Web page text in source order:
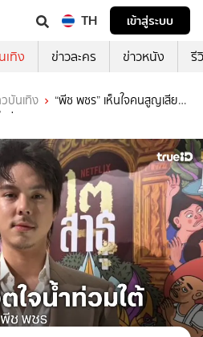
TH
เข้าสู่ระบบ
เทิง ข่าวละคร ข่าวหนัง รี
บันเทิง
“พีช พชร” เห็นใจคนสูญเสีย
อน